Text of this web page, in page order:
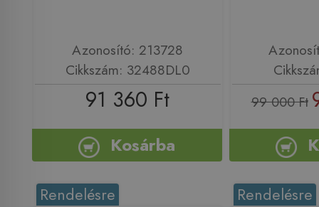
Azonosító: 213728
Cikkszám: 32488DL0
91 360 Ft
Kosárba
99 000 Ft
Rendelésre Rendelésre